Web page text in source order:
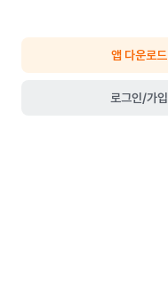
앱 다운로드
로그인/가입